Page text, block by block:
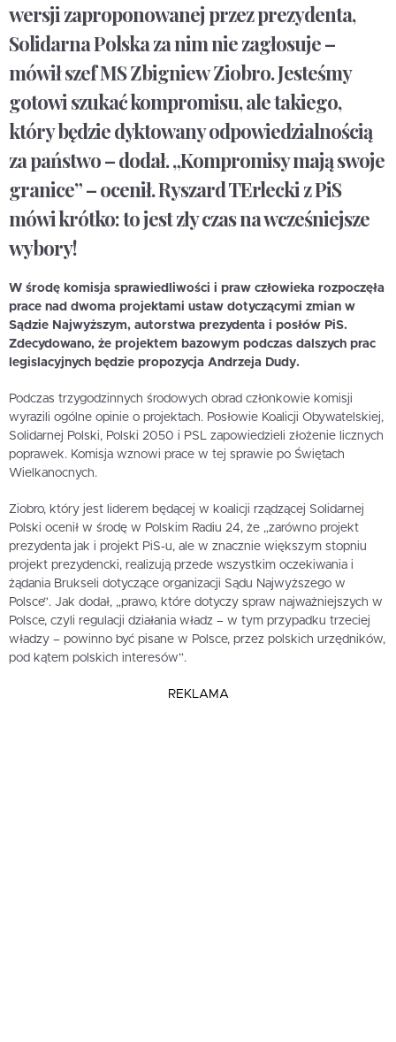
wersji zaproponowanej przez prezydenta,
Solidarna Polska za nim nie zagłosuje –
mówił szef MS Zbigniew Ziobro. Jesteśmy
gotowi szukać kompromisu, ale takiego,
który będzie dyktowany odpowiedzialnością
za państwo – dodał. „Kompromisy mają swoje
granice” – ocenił. Ryszard TErlecki z PiS
mówi krótko: to jest zły czas na wcześniejsze
wybory!
W środę komisja sprawiedliwości i praw człowieka rozpoczęła
prace nad dwoma projektami ustaw dotyczącymi zmian w
Sądzie Najwyższym, autorstwa prezydenta i posłów PiS.
Zdecydowano, że projektem bazowym podczas dalszych prac
legislacyjnych będzie propozycja Andrzeja Dudy.
Podczas trzygodzinnych środowych obrad członkowie komisji
wyrazili ogólne opinie o projektach. Posłowie Koalicji Obywatelskiej,
Solidarnej Polski, Polski 2050 i PSL zapowiedzieli złożenie licznych
poprawek. Komisja wznowi prace w tej sprawie po Świętach
Wielkanocnych.
Ziobro, który jest liderem będącej w koalicji rządzącej Solidarnej
Polski ocenił w środę w Polskim Radiu 24, że „zarówno projekt
prezydenta jak i projekt PiS-u, ale w znacznie większym stopniu
projekt prezydencki, realizują przede wszystkim oczekiwania i
żądania Brukseli dotyczące organizacji Sądu Najwyższego w
Polsce”. Jak dodał, „prawo, które dotyczy spraw najważniejszych w
Polsce, czyli regulacji działania władz – w tym przypadku trzeciej
władzy – powinno być pisane w Polsce, przez polskich urzędników,
pod kątem polskich interesów”.
REKLAMA